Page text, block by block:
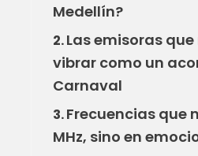
Medellín?
2.Las emisoras
vibrar como un
Carnaval
3.Frecuencias que
MHz, sino en